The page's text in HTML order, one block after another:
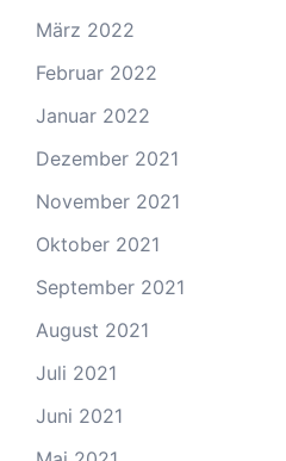
März 2022
Februar 2022
Januar 2022
Dezember 2021
November 2021
Oktober 2021
September 2021
August 2021
Juli 2021
Juni 2021